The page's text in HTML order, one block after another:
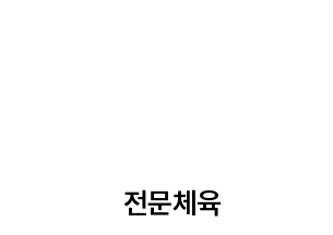
전문체육